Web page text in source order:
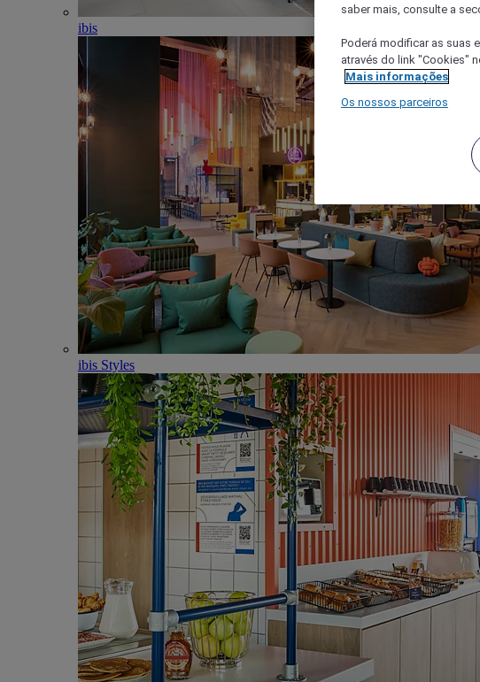
ibis
ibis Styles
saber mais, consulte a
Poderá modificar as suas
através do link "Cookies"
Mais informações
Os nossos parceiros